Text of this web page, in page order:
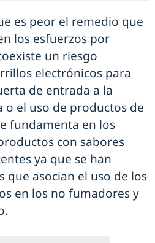
es peor el remedio que
los esfuerzos por
un riesgo
electrónicos para
de entrada a la
o el uso de productos de
fundamenta en los
con sabores
ya que se han
asocian el uso de los
en los no fumadores y